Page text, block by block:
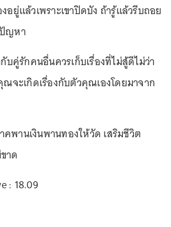
อยู่แล้วเพราะเขาปิดบัง ถ้ารู้แล้วรีบถอย
ญหา
บคู่รักคนอื่นควรเก็บเรื่องที่ไม่สู้ดีไม่ว่า
ณจะเกิดเรื่องกับตัวคุณเองโดยมาจาก
คพานเงินพานทองให้วัด เสริมชีวิต
าด
: 18.09